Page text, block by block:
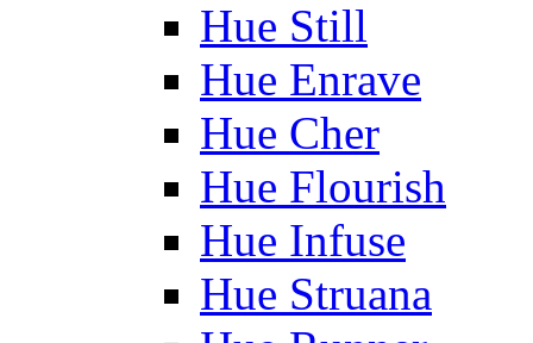
Hue Still
Hue Enrave
Hue Cher
Hue Flourish
Hue Infuse
Hue Struana